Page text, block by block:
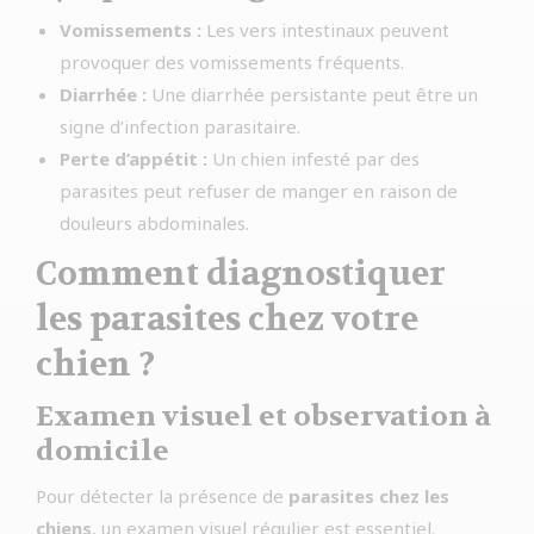
Vomissements : Les vers intestinaux peuvent
provoquer des vomissements fréquents.
Diarrhée : Une diarrhée persistante peut être un
signe d’infection parasitaire.
Perte d’appétit : Un chien infesté par des
parasites peut refuser de manger en raison de
douleurs abdominales.
Comment diagnostiquer
les parasites chez votre
chien ?
Examen visuel et observation à
domicile
Pour détecter la présence de parasites chez les
chiens, un examen visuel régulier est essentiel.